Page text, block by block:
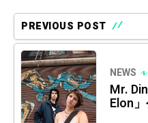
PREVIOUS POST
NEWS
Mr.
Elon